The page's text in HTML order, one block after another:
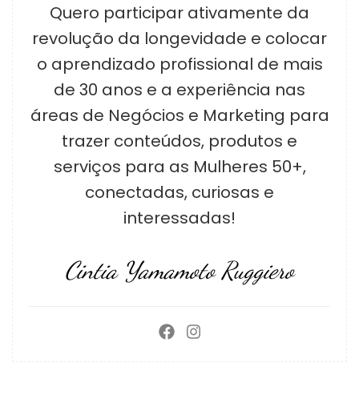
Quero participar ativamente da
revolução da longevidade e colocar
o aprendizado profissional de mais
de 30 anos e a experiência nas
áreas de Negócios e Marketing para
trazer conteúdos, produtos e
serviços para as Mulheres 50+,
conectadas, curiosas e
interessadas!
Cintia Yamamoto Ruggiero